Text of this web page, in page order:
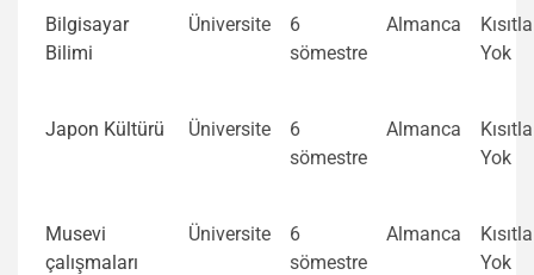
Bilgisayar
Bilimi
Üniversite
6
sömestre
Almanca
Yok
Japon Kültürü Üniversite
6
sömestre
Almanca
Yok
Musevi
çalışmaları
Üniversite
6
sömestre
Almanca
Yok